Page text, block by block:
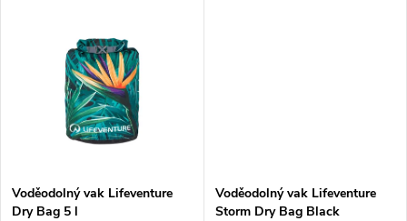
Voděodolný vak Lifeventure
Dry Bag 5 l
Voděodolný vak Lifeventure
Storm Dry Bag Black